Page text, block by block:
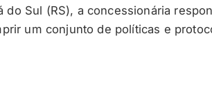
do Sul (RS), a concessionária
um conjunto de políticas e